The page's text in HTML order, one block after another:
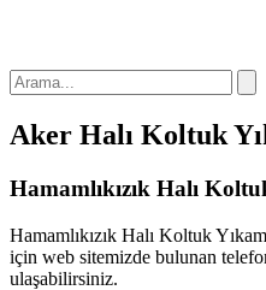
panel
panel
panel
panel
Aker Halı Koltuk
Hamamlıkızık Halı
Hamamlıkızık Halı Koltuk
için web sitemizde bulunan
ulaşabilirsiniz.